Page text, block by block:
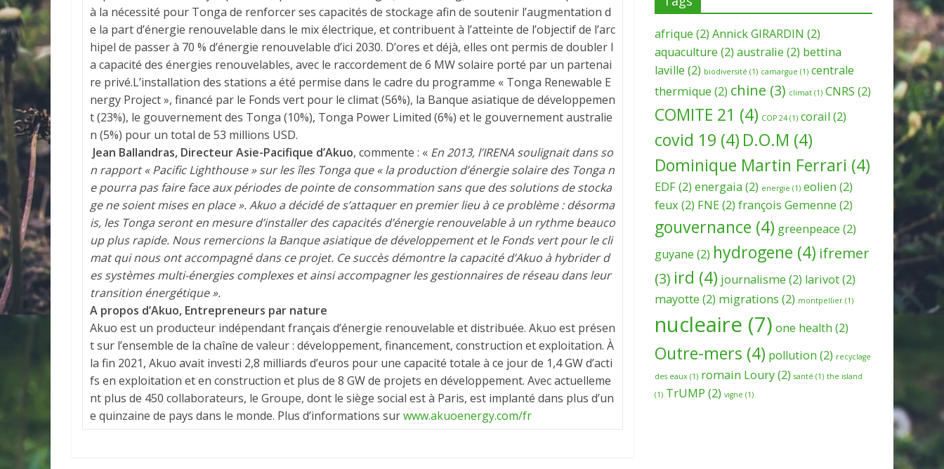
à la nécessité pour Tonga de renforcer ses capacités de stockage afin de soutenir l’augmentation d
e la part d’énergie renouvelable dans le mix électrique, et contribuent à l’atteinte de l’objectif de l’arc
hipel de passer à 70 % d’énergie renouvelable d’ici 2030. D’ores et déjà, elles ont permis de doubler l
a capacité des énergies renouvelables, avec le raccordement de 6 MW solaire porté par un partenai
re privé.L’installation des stations a été permise dans le cadre du programme « Tonga Renewable E
nergy Project », financé par le Fonds vert pour le climat (56%), la Banque asiatique de développemen
t (23%), le gouvernement des Tonga (10%), Tonga Power Limited (6%) et le gouvernement australie
n (5%) pour un total de 53 millions USD.
Jean Ballandras, Directeur Asie-Pacifique d’Akuo, commente : « En 2013, l’IRENA soulignait dans so
n rapport « Pacific Lighthouse » sur les îles Tonga que « la production d’énergie solaire des Tonga n
e pourra pas faire face aux périodes de pointe de consommation sans que des solutions de stocka
ge ne soient mises en place ». Akuo a décidé de s’attaquer en premier lieu à ce problème : désorma
is, les Tonga seront en mesure d’installer des capacités d’énergie renouvelable à un rythme beauco
up plus rapide. Nous remercions la Banque asiatique de développement et le Fonds vert pour le cli
mat qui nous ont accompagné dans ce projet. Ce succès démontre la capacité d’Akuo à hybrider d
es systèmes multi-énergies complexes et ainsi accompagner les gestionnaires de réseau dans leur
transition énergétique ».
A propos d’Akuo, Entrepreneurs par nature
Akuo est un producteur indépendant français d’énergie renouvelable et distribuée. Akuo est présen
t sur l’ensemble de la chaîne de valeur : développement, financement, construction et exploitation. À
la fin 2021, Akuo avait investi 2,8 milliards d’euros pour une capacité totale à ce jour de 1,4 GW d’acti
fs en exploitation et en construction et plus de 8 GW de projets en développement. Avec actuelleme
nt plus de 450 collaborateurs, le Groupe, dont le siège social est à Paris, est implanté dans plus d’un
e quinzaine de pays dans le monde. Plus d’informations surwww.akuoenergy.com/fr
afrique (2) Annick GIRARDIN (2)
aquaculture (2) australie (2) bettina
laville (2) biodiversité (1) camargue (1) centrale
thermique (2) chine (3) climat (1) CNRS (2)
COMITE 21 (4) COP 24 (1) corail (2)
covid 19 (4) D.O.M (4)
Dominique Martin Ferrari (4)
EDF(2) energaia (2) energie (1) eolien (2)
feux (2) FNE(2) françois Gemenne (2)
gouvernance (4) greenpeace (2)
guyane (2) hydrogene (4) ifremer
(3) ird (4) journalisme (2) larivot(2)
mayotte (2) migrations (2) montpellier (1)
nucleaire (7) one health (2)
Outre-mers (4) pollution (2) recyclage
des eaux (1) romain Loury(2) santé (1) the island
(1) TrUMP (2) vigne (1)